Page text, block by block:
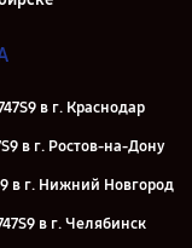
в г. Краснодар
в г. Ростов-на-Дону
в г. Нижний Новгород
в г. Челябинск